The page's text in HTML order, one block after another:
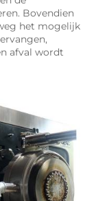
Bovendien
het mogelijk
afval wordt